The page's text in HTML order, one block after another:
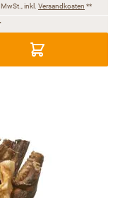
inkl. Versandkosten **